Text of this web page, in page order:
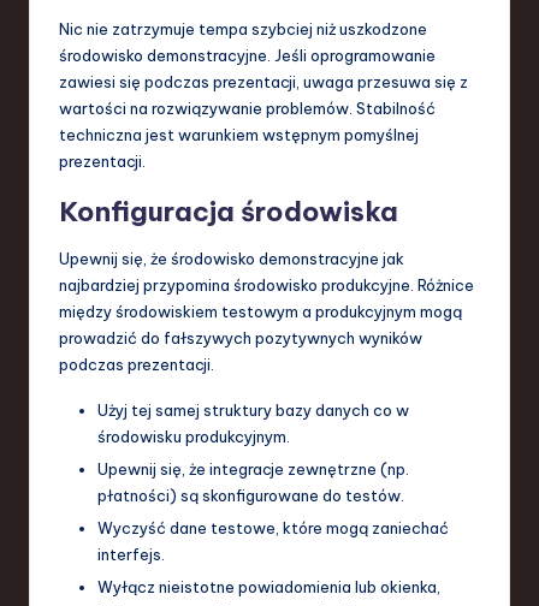
Nic nie zatrzymuje tempa szybciej niż uszkodzone
środowisko demonstracyjne. Jeśli oprogramowanie
zawiesi się podczas prezentacji, uwaga przesuwa się z
wartości na rozwiązywanie problemów. Stabilność
techniczna jest warunkiem wstępnym pomyślnej
prezentacji.
Konfiguracja środowiska
Upewnij się, że środowisko demonstracyjne jak
najbardziej przypomina środowisko produkcyjne. Różnice
między środowiskiem testowym a produkcyjnym mogą
prowadzić do fałszywych pozytywnych wyników
podczas prezentacji.
Użyj tej samej struktury bazy danych co w
środowisku produkcyjnym.
Upewnij się, że integracje zewnętrzne (np.
płatności) są skonfigurowane do testów.
Wyczyść dane testowe, które mogą zaniechać
interfejs.
Wyłącz nieistotne powiadomienia lub okienka,